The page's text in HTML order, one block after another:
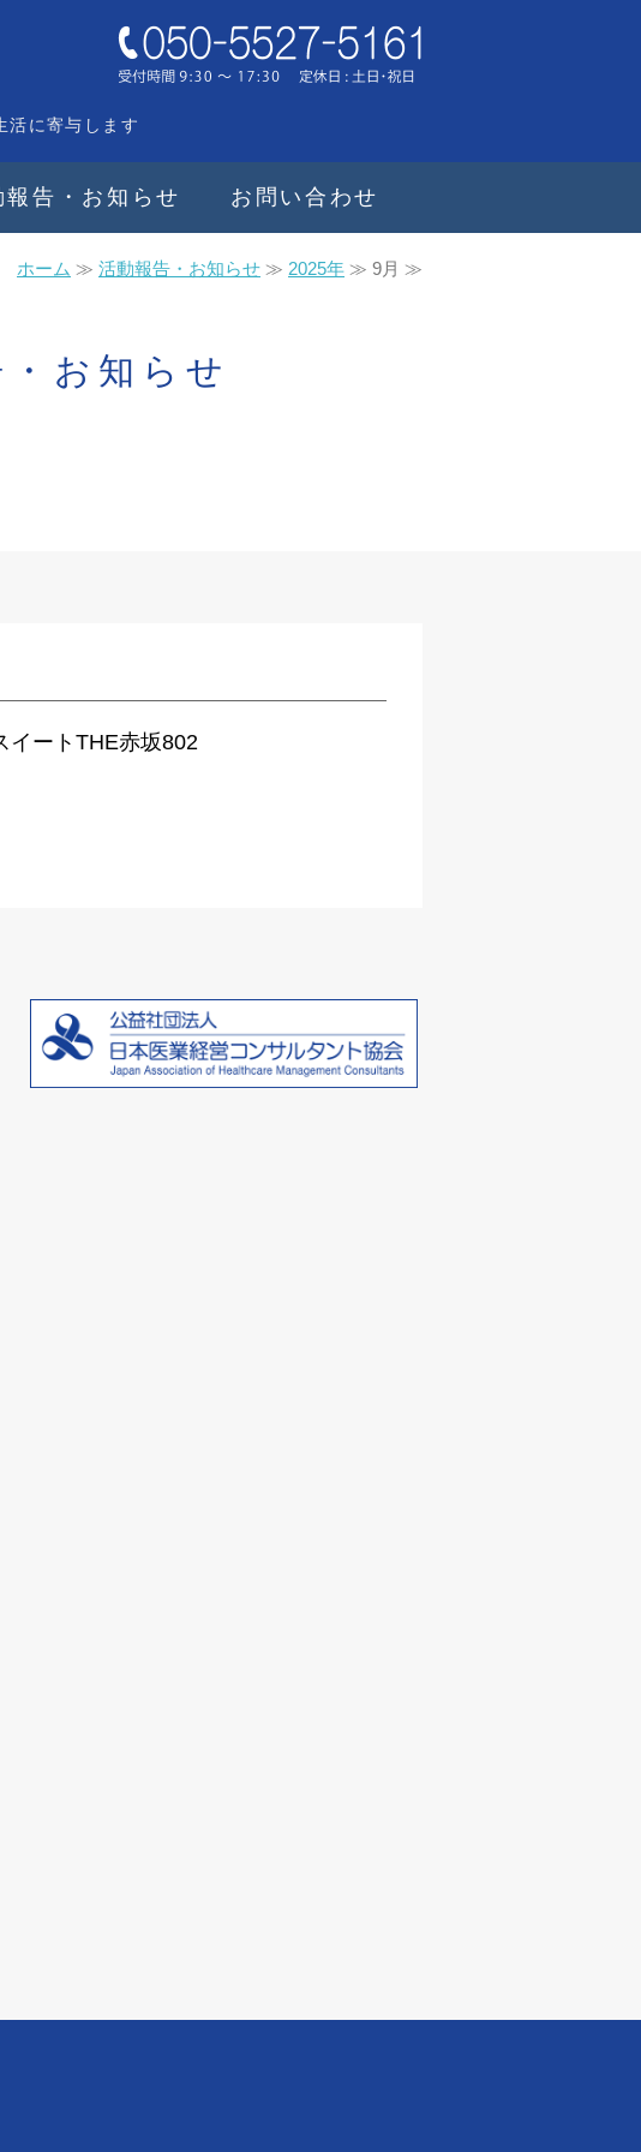
活に寄与します
報告・お知らせ お問い合わせ
ホーム ≫ 活動報告・お知らせ ≫ 2025年 ≫ 9月 ≫
お知らせ
ートTHE赤坂802